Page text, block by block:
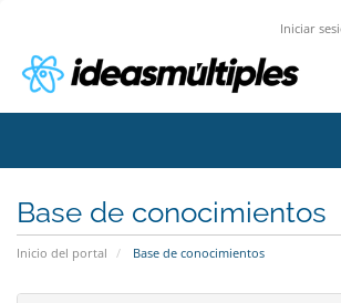
Iniciar
Base de conocimientos
Inicio del portal Base de conocimientos